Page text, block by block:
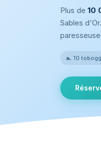
Plus de 10
Sables
🏊 10